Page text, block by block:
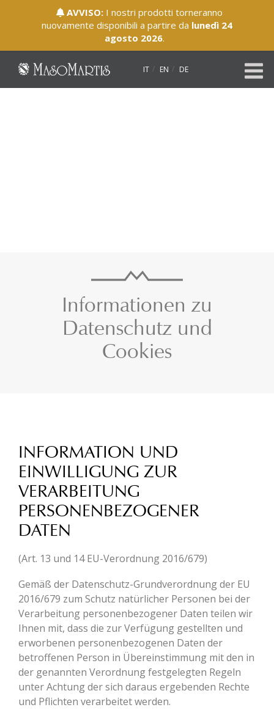
IT EN DE
Informationen zu
Datenschutz und
Cookies
INFORMATION UND
EINWILLIGUNG ZUR
VERARBEITUNG
PERSONENBEZOGENER
DATEN
(Art. 13 und 14 EU-Verordnung 2016/679)
Gemäß der Datenschutz-Grundverordnung der EU
2016/679 zum Schutz natürlicher Personen bei der
Verarbeitung personenbezogener Daten teilen wir
Ihnen mit, dass die zur Verfügung gestellten und
erworbenen personenbezogenen Daten der
betroffenen Person in Übereinstimmung mit den in
der genannten Verordnung festgelegten Regeln
unter Achtung der sich daraus ergebenden Rechte
und Pflichten verarbeitet werden.
AVVISO:I nostri prodotti torneranno
nuovamente disponibili a partire da lunedì 24
agosto 2026.